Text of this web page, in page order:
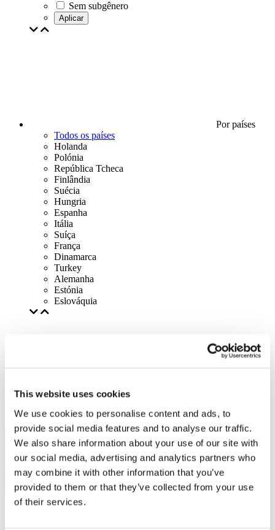
This website uses cookies
We use cookies to personalise content and ads, to
provide social media features and to analyse our traffic.
We also share information about your use of our site with
our social media, advertising and analytics partners who
may combine it with other information that you’ve
provided to them or that they’ve collected from your use
of their services.
Sem subgênero
Aplicar
Por países
Todos os países
Holanda
Polónia
República Tcheca
Finlândia
Suécia
Hungria
Espanha
Itália
Suíça
França
Dinamarca
Turkey
Alemanha
Estónia
Eslováquia